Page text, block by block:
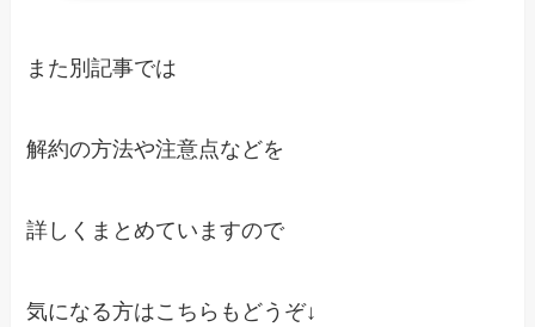
また別記事では
解約の方法や注意点などを
詳しくまとめていますので
気になる方はこちらもどうぞ↓